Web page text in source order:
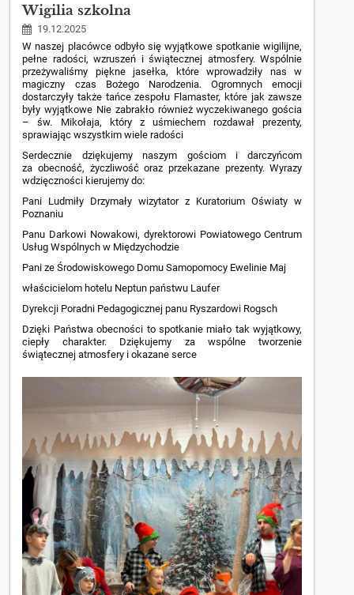
Wigilia szkolna
19.12.2025
W naszej placówce odbyło się wyjątkowe spotkanie wigilijne,
pełne radości, wzruszeń i świątecznej atmosfery. Wspólnie
przeżywaliśmy piękne jasełka, które wprowadziły nas w
magiczny czas Bożego Narodzenia. Ogromnych emocji
dostarczyły także tańce zespołu Flamaster, które jak zawsze
były wyjątkowe Nie zabrakło również wyczekiwanego gościa
– św. Mikołaja, który z uśmiechem rozdawał prezenty,
sprawiając wszystkim wiele radości
Serdecznie dziękujemy naszym gościom i darczyńcom
za obecność, życzliwość oraz przekazane prezenty. Wyrazy
wdzięczności kierujemy do:
Pani Ludmiły Drzymały wizytator z Kuratorium Oświaty w
Poznaniu
Panu Darkowi Nowakowi, dyrektorowi Powiatowego Centrum
Usług Wspólnych w Międzychodzie
Pani ze Środowiskowego Domu Samopomocy Ewelinie Maj
właścicielom hotelu Neptun państwu Laufer
Dyrekcji Poradni Pedagogicznej panu Ryszardowi Rogsch
Dzięki Państwa obecności to spotkanie miało tak wyjątkowy,
ciepły charakter. Dziękujemy za wspólne tworzenie
świątecznej atmosfery i okazane serce